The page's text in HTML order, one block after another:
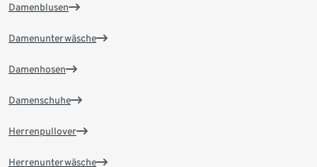
Damenblusen
Damenunterwäsche
Damenhosen
Damenschuhe
Herrenpullover
Herrenunterwäsche